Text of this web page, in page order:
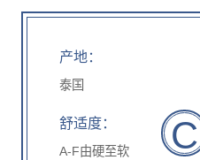
产地：
泰国
舒适度：
A-F由硬至软 C